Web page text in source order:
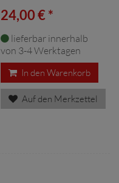
24,00 € *
lieferbar innerhalb
von 3-4 Werktagen
In den Warenkorb
Auf den Merkzettel